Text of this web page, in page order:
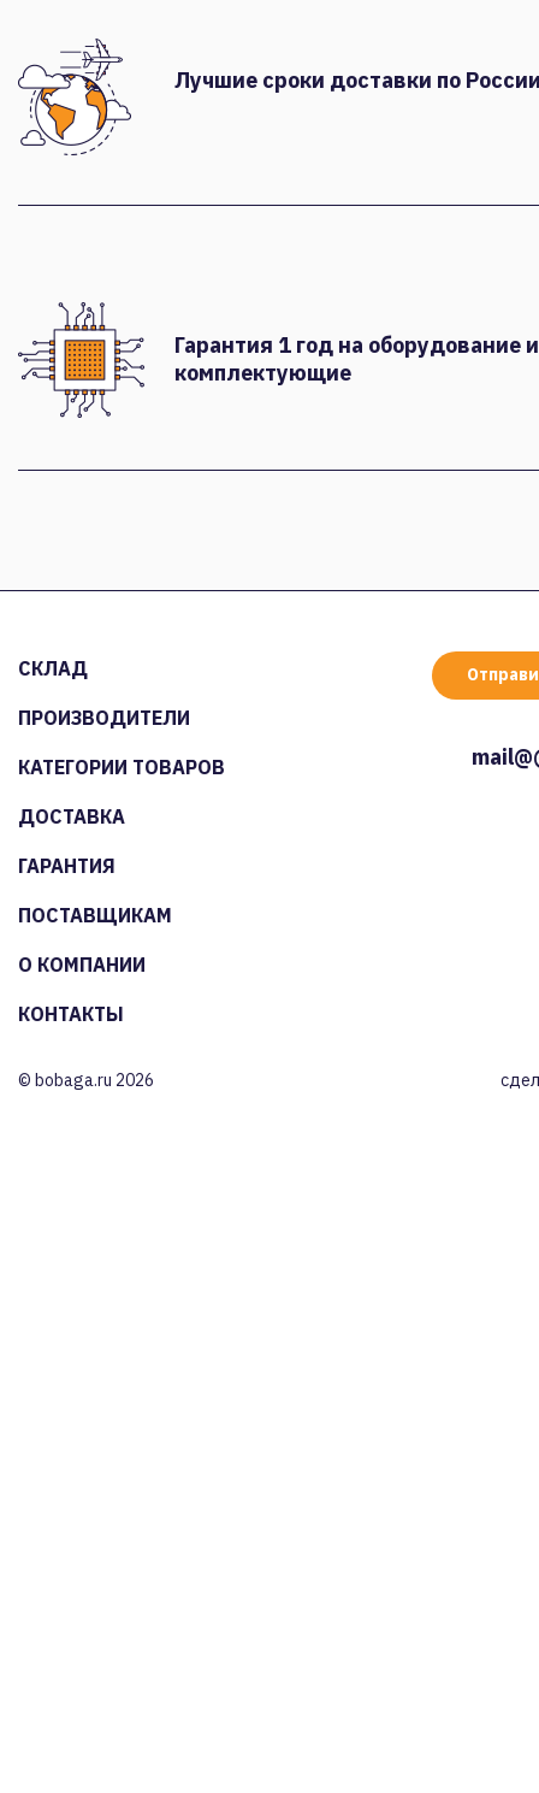
Лучшие сроки доставки по
Гарантия 1 год на оборудование и
комплектующие
СКЛАД
ПРОИЗВОДИТЕЛИ
КАТЕГОРИИ ТОВАРОВ
ДОСТАВКА
ГАРАНТИЯ
ПОСТАВЩИКАМ
О КОМПАНИИ
КОНТАКТЫ
© bobaga.ru 2026